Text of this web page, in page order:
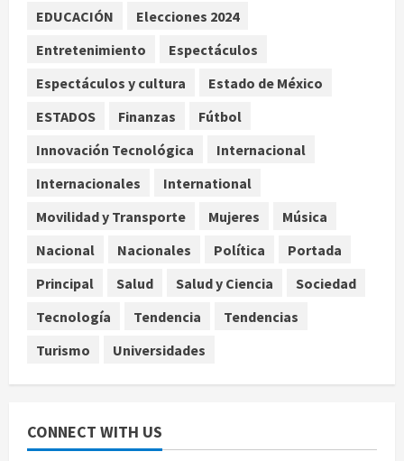
Christopher Landau desmiente
visita a Islas Salomón
4
Capturan en Zapopan a ciudadano
estadounidense buscado por
agosto 7, 2026
Nacional Portada
Detienen al exgobernador de
obstrucción en el caso Ayotzinapa
EDUCACIÓN
Elecciones 2024
Entretenimiento
Espectáculos
Espectáculos y cultura
Estado de México
ESTADOS
Finanzas
Fútbol
Innovación Tecnológica
Internacional
Internacionales
International
Movilidad y Transporte
Mujeres
Música
Nacional
Nacionales Política
Portada
Principal
Salud Salud y Ciencia
Sociedad
Tecnología
Tendencia
Tendencias
Turismo
Universidades
CONNECT WITH US